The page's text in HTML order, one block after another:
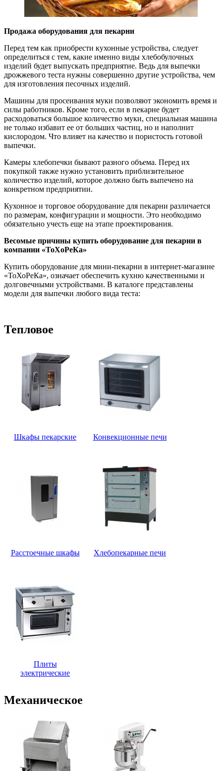
Продажа оборудования для пекарни
Перед тем как приобрести кухонные устройства, следует
определиться с тем, какие именно виды хлебобулочных
изделий будет выпускать предприятие. Ведь для выпечки
дрожжевого теста нужны совершенно другие устройства, чем
для изготовления песочных изделий.
Машины для просеивания муки позволяют экономить время и
силы работников. Кроме того, если в пекарне будет
расходоваться большое количество муки, специальная машина
не только избавит ее от больших частиц, но и наполнит
кислородом. Что влияет на качество и пористость готовой
выпечки.
Камеры хлебопечки бывают разного объема. Перед их
покупкой также нужно установить приблизительное
количество изделий, которое должно быть выпечено на
конкретном предприятии.
Кухонное и торговое оборудование для пекарни различается
по размерам, конфигурации и мощности. Это необходимо
обязательно учесть еще на этапе проектирования.
Весомые причины купить оборудование для пекарни в
компании «ТоХоРеКа»
Купить оборудование для мини-пекарни в интернет-магазине
«ТоХоРеКа», означает обеспечить кухню качественными и
долговечными устройствами. В каталоге представлены
модели для выпечки любого вида теста:
Тепловое
Шкафы пекарские Конвекционные печи
Расстоечные шкафы Хлебопекарные печи
Плиты
электрические
Механическое